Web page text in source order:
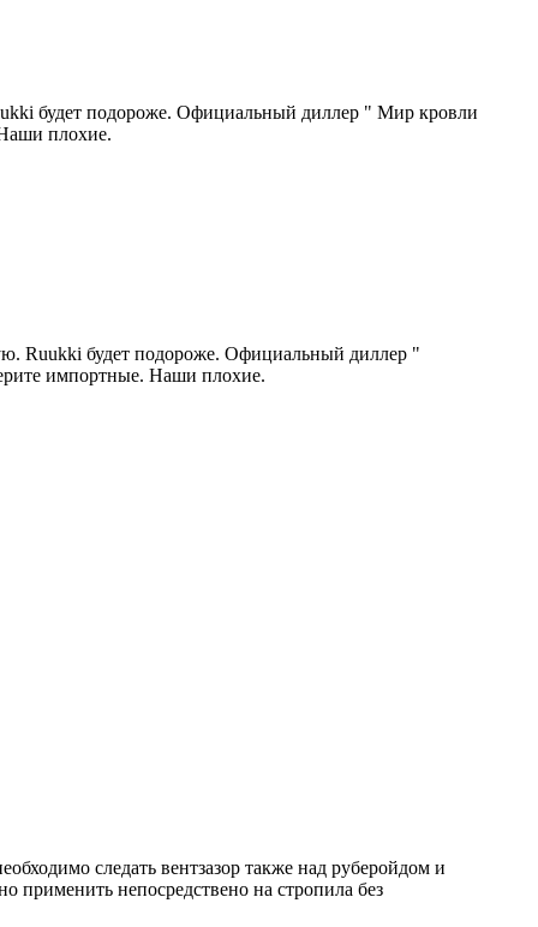
будет подороже. Официальный диллер " Мир кровли
плохие.
Ruukki будет подороже. Официальный диллер "
импортные. Наши плохие.
следать вентзазор также над руберойдом и
непосредствено на стропила без